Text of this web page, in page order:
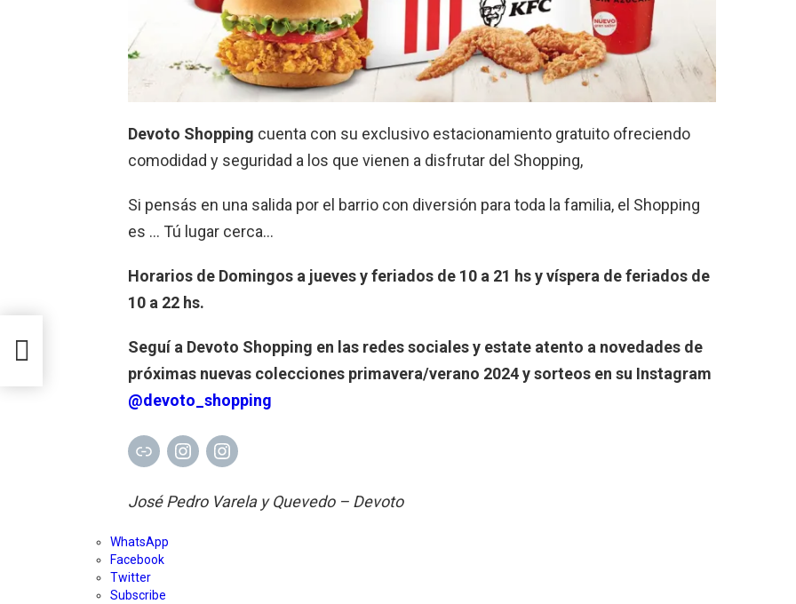
Devoto Shopping cuenta con su exclusivo estacionamiento gratuito ofreciendo
comodidad y seguridad a los que vienen a disfrutar del Shopping,
Si pensás en una salida por el barrio con diversión para toda la familia, el Shopping
es … Tú lugar cerca…
Horarios de Domingos a jueves y feriados de 10 a 21 hs y víspera de feriados de
10 a 22 hs.
Seguí a Devoto Shopping en las redes sociales y estate atento a novedades de
próximas nuevas colecciones primavera/verano 2024 y sorteos en su Instagram
@devoto_shopping
Enlace Instagram Instagram
José Pedro Varela y Quevedo – Devoto
WhatsApp
Facebook
Twitter
Subscribe